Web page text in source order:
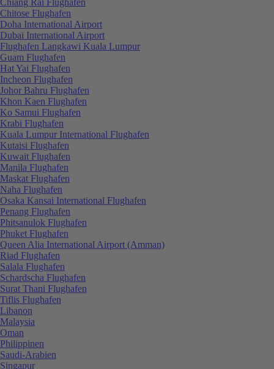
Chitose Flughafen
Doha International Airport
Dubai International Airport
Flughafen Langkawi Kuala Lumpur
Guam Flughafen
Hat Yai Flughafen
Incheon Flughafen
Johor Bahru Flughafen
Khon Kaen Flughafen
Ko Samui Flughafen
Krabi Flughafen
Kuala Lumpur International Flughafen
Kutaisi Flughafen
Kuwait Flughafen
Manila Flughafen
Maskat Flughafen
Naha Flughafen
Osaka Kansai International Flughafen
Penang Flughafen
Phitsanulok Flughafen
Phuket Flughafen
Queen Alia International Airport (Amman)
Riad Flughafen
Salala Flughafen
Schardscha Flughafen
Surat Thani Flughafen
Tiflis Flughafen
Libanon
Malaysia
Oman
Philippinen
Saudi-Arabien
Singapur